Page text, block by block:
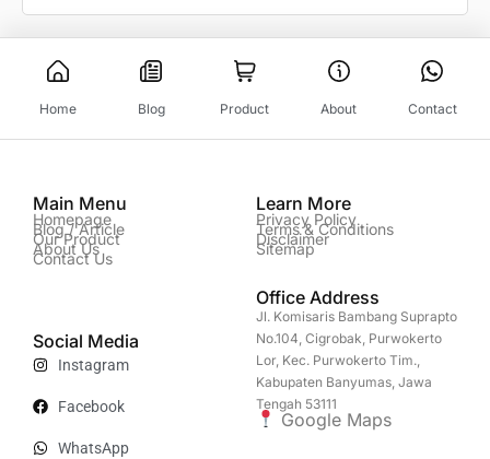
Home Blog Product About Contact
Main Menu
Homepage
Blog / Article
Our Product
About Us
Contact Us
Learn More
Privacy Policy
Terms & Conditions
Disclaimer
Sitemap
Social Media
Instagram
Facebook
WhatsApp
Office Address
Jl. Komisaris Bambang Suprapto
No.104, Cigrobak, Purwokerto
Lor, Kec. Purwokerto Tim.,
Kabupaten Banyumas, Jawa
Tengah 53111
Google Maps